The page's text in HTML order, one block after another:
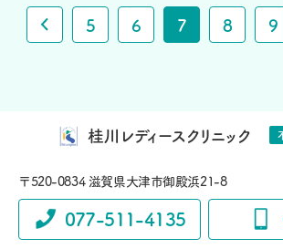
5 6 7 8 9
桂川レディースクリニック
〒520-0834 滋賀県大津市御殿浜21-8
077-511-4135